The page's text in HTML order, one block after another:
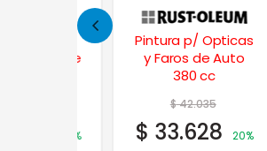
Pintura p/ Opticas
y Faros de Auto
380 cc
42.035
33.628
20%